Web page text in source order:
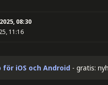
08:30
11:16
för iOS och Android - gratis: